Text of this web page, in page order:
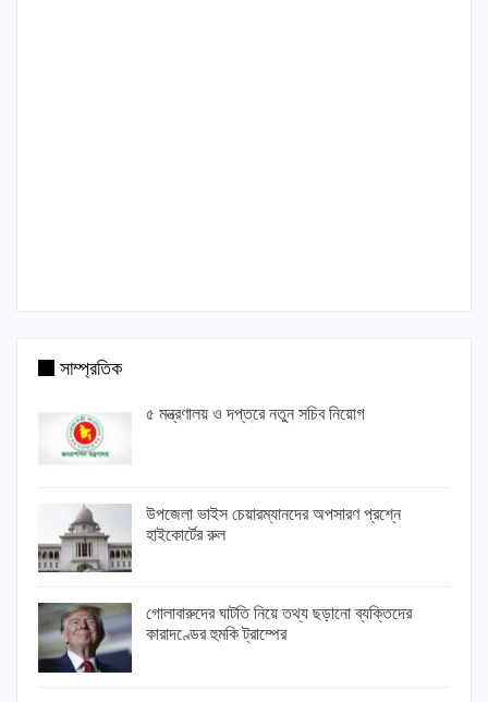
সাম্প্রতিক
৫ মন্ত্রণালয় ও দপ্তরে নতুন সচিব নিয়োগ
উপজেলা ভাইস চেয়ারম্যানদের অপসারণ প্রশ্নে
হাইকোর্টের রুল
গোলাবারুদের ঘাটতি নিয়ে তথ্য ছড়ানো ব্যক্তিদের
কারাদণ্ডের হুমকি ট্রাম্পের